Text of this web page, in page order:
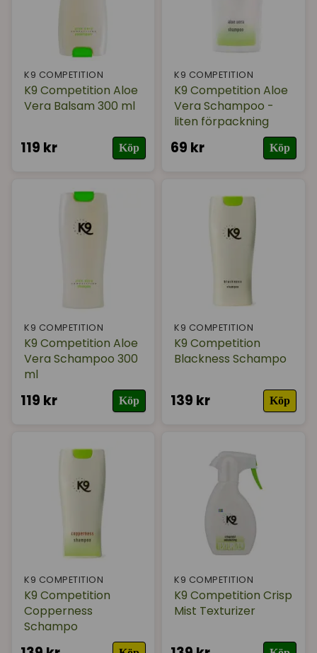
K9 COMPETITION
K9 Competition Aloe
Vera Balsam 300 ml
119 kr Köp
K9 COMPETITION
K9 Competition Aloe
Vera Schampoo -
liten förpackning
69 kr Köp
K9 COMPETITION
K9 Competition Aloe
Vera Schampoo 300
ml
119 kr Köp
K9 COMPETITION
K9 Competition
Blackness Schampo
139 kr Köp
K9 COMPETITION
K9 Competition
Copperness
Schampo
K9 COMPETITION
K9 Competition Crisp
Mist Texturizer